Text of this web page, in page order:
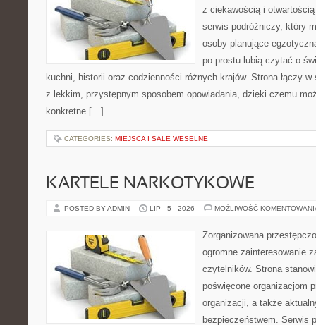
z ciekawością i
serwis podróżniczy, który
osoby planujące
po prostu lubią czytać o
kuchni, historii oraz codzienności różnych krajów. Strona łączy
z lekkim, przystępnym sposobem opowiadania, dzięki czemu
konkretne […]
CATEGORIES: MIEJSCA I SALE WESELNE
KARTELE NARKOTYKOWE
POSTED BY ADMIN LIP - 5 - 2026 MOŻLIWOŚĆ
Zorganizowana
ogromne zainteresowanie
czytelników. Strona
poświęcone organizacjom
organizacji, a także
bezpieczeństwem. Serwis